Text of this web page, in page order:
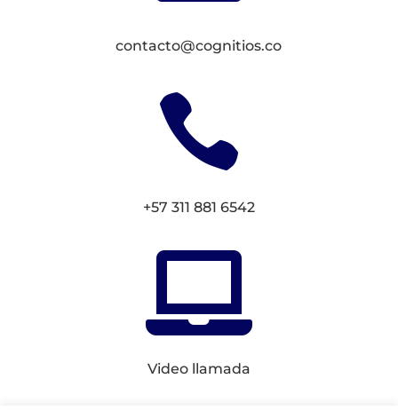
contacto@cognitios.co

+57 311 881 6542

Video llamada